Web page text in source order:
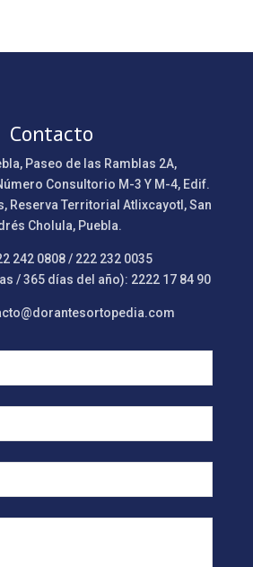
Contacto
Paseo de las Ramblas 2A,
Consultorio M-3 Y M-4, Edif.
Reserva Territorial Atlixcayotl, San
Cholula, Puebla.
242 0808 / 222 232 0035
/ 365 días del año): 2222 17 84 90